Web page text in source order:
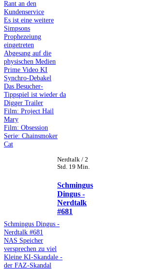
Rant an den
Kundenservice
Es ist eine weitere
Simpsons
Prophezeiung
eingetreten
Abgesang auf die
physischen Medien
Prime Video KI
Synchro-Debakel
Das Besucher-
Tippspiel ist wieder da
Digger Trailer
Film: Project Hail
Mary
Film: Obsession
Serie: Chainsmoker
Cat
Nerdtalk / 2
Std. 19 Min.
Schmingus
Dingus -
Nerdtalk
#681
Schmingus Dingus -
Nerdtalk #681
NAS Speicher
versprechen zu viel
Kleine KI-Skandale -
der FAZ-Skandal